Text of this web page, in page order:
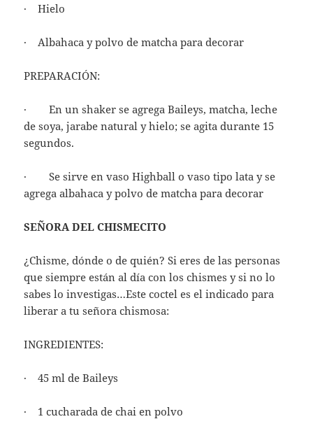
· Hielo
· Albahaca y polvo de matcha para decorar
PREPARACIÓN:
· En un shaker se agrega Baileys, matcha, leche
de soya, jarabe natural y hielo; se agita durante 15
segundos.
· Se sirve en vaso Highball o vaso tipo lata y se
agrega albahaca y polvo de matcha para decorar
SEÑORA DEL CHISMECITO
¿Chisme, dónde o de quién? Si eres de las personas
que siempre están al día con los chismes y si no lo
sabes lo investigas…Este coctel es el indicado para
liberar a tu señora chismosa:
INGREDIENTES:
· 45 ml de Baileys
· 1 cucharada de chai en polvo